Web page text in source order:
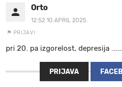
Orto
12:52 10.APRIL 2025.
PRIJAVI
pri 20. pa izgorelost, depresija
PRIJAVA